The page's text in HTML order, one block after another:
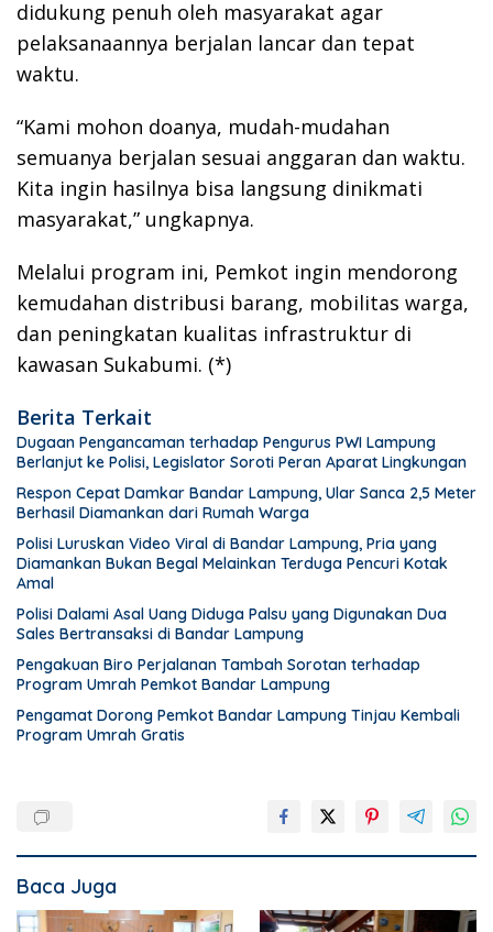
didukung penuh oleh masyarakat agar
pelaksanaannya berjalan lancar dan tepat
waktu.
“Kami mohon doanya, mudah-mudahan
semuanya berjalan sesuai anggaran dan waktu.
Kita ingin hasilnya bisa langsung dinikmati
masyarakat,” ungkapnya.
Melalui program ini, Pemkot ingin mendorong
kemudahan distribusi barang, mobilitas warga,
dan peningkatan kualitas infrastruktur di
kawasan Sukabumi. (*)
Berita Terkait
Dugaan Pengancaman terhadap Pengurus PWI Lampung
Berlanjut ke Polisi, Legislator Soroti Peran Aparat Lingkungan
Respon Cepat Damkar Bandar Lampung, Ular Sanca 2,5 Meter
Berhasil Diamankan dari Rumah Warga
Polisi Luruskan Video Viral di Bandar Lampung, Pria yang
Diamankan Bukan Begal Melainkan Terduga Pencuri Kotak
Amal
Polisi Dalami Asal Uang Diduga Palsu yang Digunakan Dua
Sales Bertransaksi di Bandar Lampung
Pengakuan Biro Perjalanan Tambah Sorotan terhadap
Program Umrah Pemkot Bandar Lampung
Pengamat Dorong Pemkot Bandar Lampung Tinjau Kembali
Program Umrah Gratis
Baca Juga